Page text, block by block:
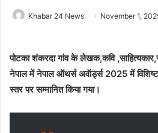
Khabar 24 News November 1,
पोटका शंकरदा गांव के लेखक,कवि
नेपाल में नेपाल ऑथर्स अवॅार्ड्स 2025 में
स्तर पर सम्मानित किया गया।